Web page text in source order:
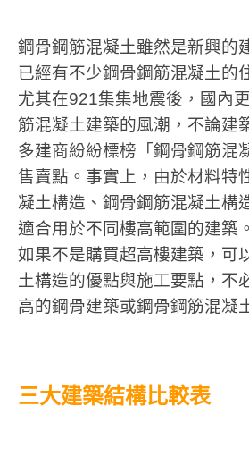
鋼骨鋼筋混凝土雖然是新興的
已經有不少鋼骨鋼筋混凝土的
尤其在921集集地震後，國內
筋混凝土建築的風潮，不論建
多建商紛紛標榜「鋼骨鋼筋混
售賣點。事實上，由於材料特
凝土構造、鋼骨鋼筋混凝土構
適合用於不同樓高範圍的建築
如果不是購買超高樓建築，可
土構造的優點與施工要點，不
高的鋼骨建築或鋼骨鋼筋混凝
三大建築結構比較表